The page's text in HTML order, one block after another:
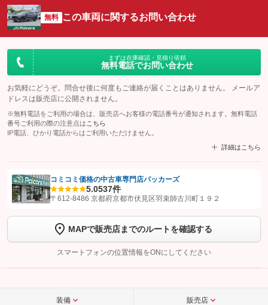
無料 この車両に関するお問い合わせ
まずは在庫確認・見積り依頼
無料電話でお問い合わせ
お気軽にどうぞ。問合せ後に何度もご連絡が届くことはありません。 メールア
ドレスは販売店に公開されません。
※無料電話をご利用の場合は、販売店へお客様の電話番号が通知されます。無料電話
番号ご利用の際の注意点は こちら
IP電話、ひかり電話からはご利用いただけません。
詳細はこちら
【STEP1】認証画面でグーネットを友だち追加してから「許可する」ボタンを押
トーク画面で
ボタンをタップして問い合わせを
完了してください。
こちら
コミコミ価格の中古車専門店パッカーズ
5.0537件
〒612-8486 京都府京都市伏見区羽束師古川町１９２
MAPで販売店までのルートを確認する
スマートフォンの位置情報をONにしてください
装備 販売店